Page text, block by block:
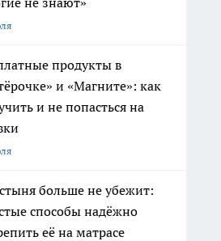
продукты в
и «Магните»: как
и не попасться на
больше не убежит:
способы надёжно
её на матрасе